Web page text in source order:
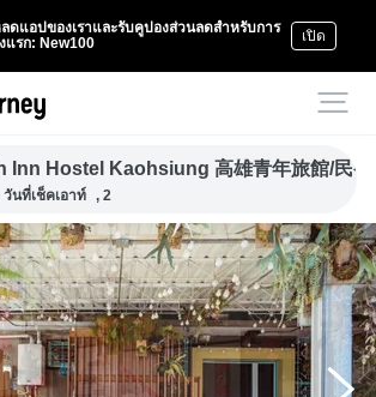
ดแอปของเราและรับคูปองส่วนลดสำหรับการ
แรก: New100
เปิด
Inn Hostel Kaohsiung 高雄青年旅館/民宿
นที่เช็คเอาท์ , 2